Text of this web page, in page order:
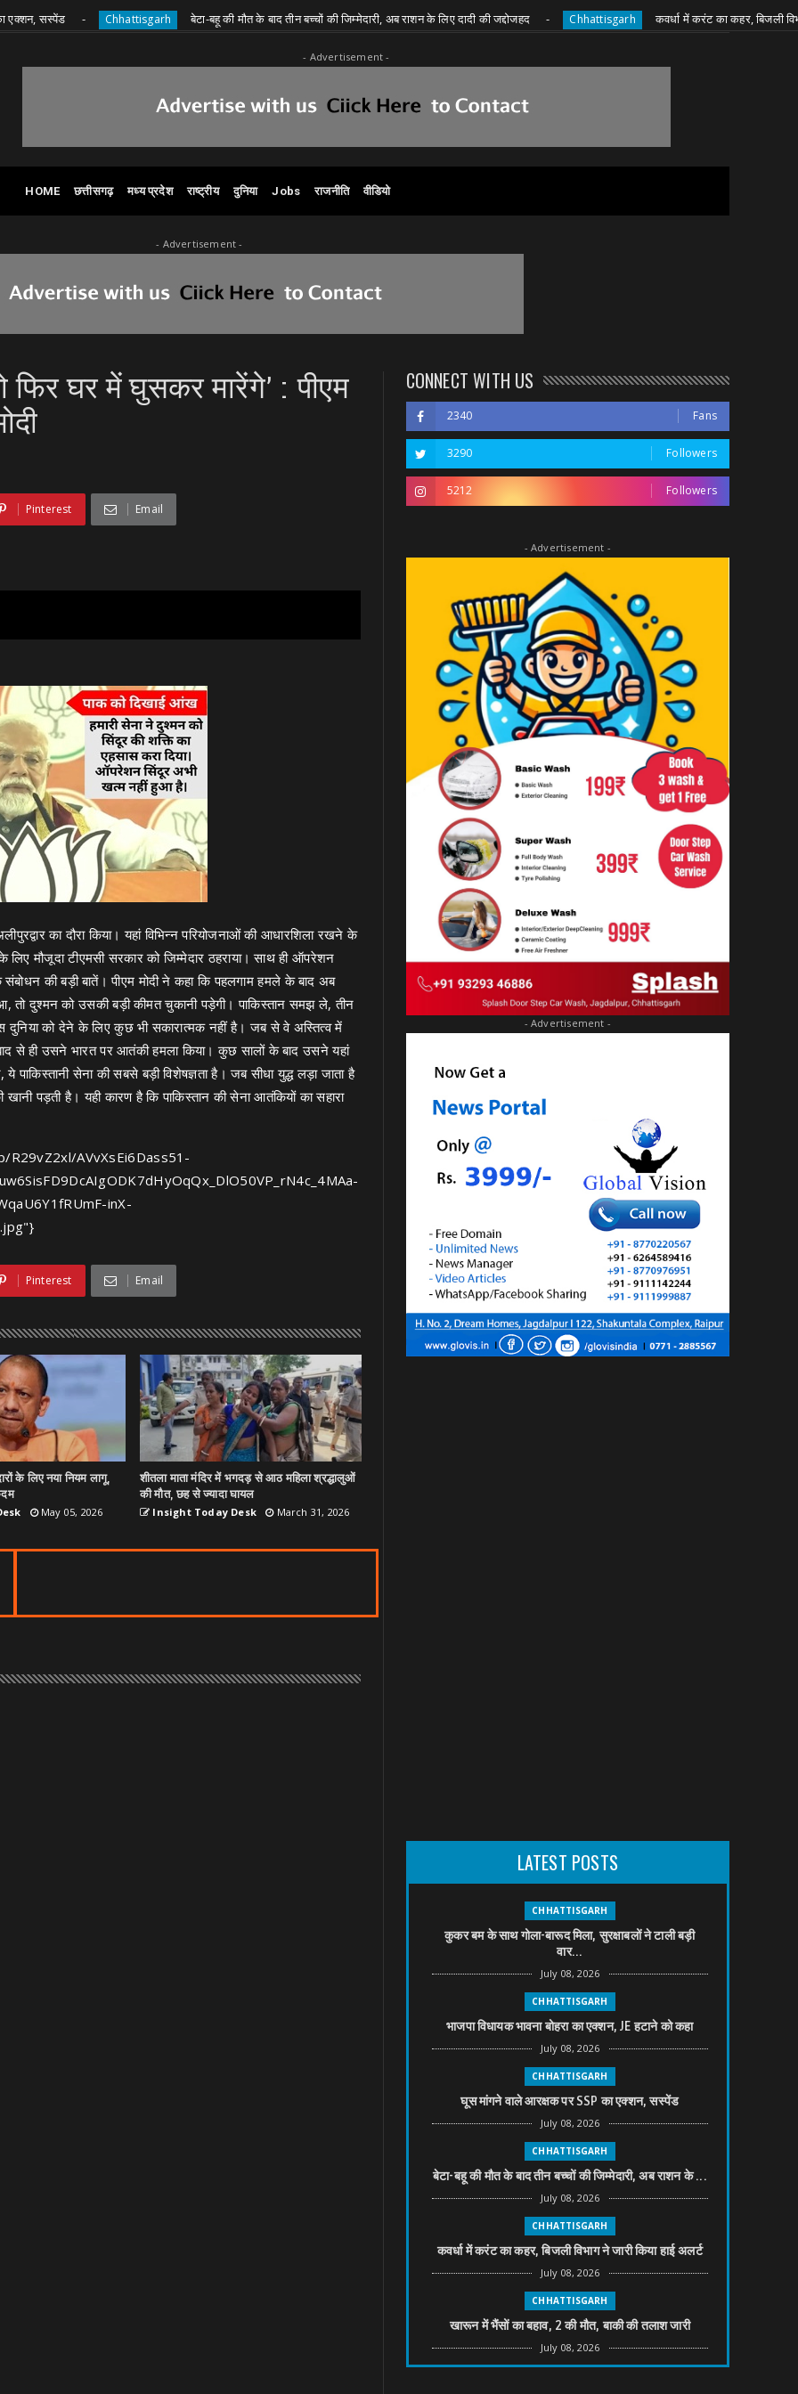
- Advertisement -
HOME छत्तीसगढ़ मध्य प्रदेश राष्ट्रीय दुनिया Jobs राजनीति वीडियो
Chhattisgarh बेटा-बहू की मौत के बाद तीन बच्चों की जिम्मेदारी, अब राशन के लिए दादी की जद्दोजहद Chhattisgarh कवर्धा में करंट का कहर, बिजली विभाग ने जारी
- Advertisement -
घर में घुसकर मारेंगे’ : पीएम
Pinterest Email
का दौरा किया। यहां विभिन्न परियोजनाओं की आधारशिला रखने के
लिए मौजूदा टीएमसी सरकार को जिम्मेदार ठहराया। साथ ही ऑपरेशन
संबोधन की बड़ी बातें। पीएम मोदी ने कहा कि पहलगाम हमले के बाद अब
तो दुश्मन को उसकी बड़ी कीमत चुकानी पड़ेगी। पाकिस्तान समझ ले, तीन
दुनिया को देने के लिए कुछ भी सकारात्मक नहीं है। जब से वे अस्तित्व में
से ही उसने भारत पर आतंकी हमला किया। कुछ सालों के बाद उसने यहां
सेना की सबसे बड़ी विशेषज्ञता है। जब सीधा युद्ध लड़ा जाता है
पड़ती है। यही कारण है कि पाकिस्तान की सेना आतंकियों का सहारा
AVvXsEi6Dass51-
inX-
Pinterest Email
के लिए नया नियम लागू,
May 05, 2026
शीतला माता मंदिर में भगदड़ से आठ महिला श्रद्धालुओं
की मौत, छह से ज्यादा घायल
Insight Today Desk March 31, 2026
CONNECT WITH US
2340 Fans
3290 Followers
5212 Followers
- Advertisement -
- Advertisement -
LATEST POSTS
CHHATTISGARH
कुकर बम के साथ गोला-बारूद मिला, सुरक्षाबलों ने टाली बड़ी
वार...
July 08, 2026
CHHATTISGARH
भाजपा विधायक भावना बोहरा का एक्शन, JE हटाने को कहा
July 08, 2026
CHHATTISGARH
घूस मांगने वाले आरक्षक पर SSP का एक्शन, सस्पेंड
July 08, 2026
CHHATTISGARH
बेटा-बहू की मौत के बाद तीन बच्चों की जिम्मेदारी, अब राशन के ...
July 08, 2026
CHHATTISGARH
कवर्धा में करंट का कहर, बिजली विभाग ने जारी किया हाई अलर्ट
July 08, 2026
CHHATTISGARH
खारून में भैंसों का बहाव, 2 की मौत, बाकी की तलाश जारी
July 08, 2026